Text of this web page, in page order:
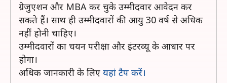
ग्रेजुएशन और MBA कर चुके उम्मीदवार आवेदन कर
सकते हैं। साथ ही उम्मीदवारों की आयु 30 वर्ष से अधिक
नहीं होनी चाहिए।
उम्मीदवारों का चयन परीक्षा और इंटरव्यू के आधार पर
होगा।
अधिक जानकारी के लिए यहां टैप करें।